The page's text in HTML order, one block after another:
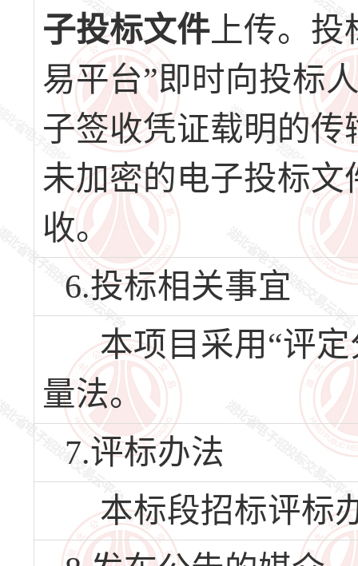
子投标文件 上传。
易平台”即时向投标
子签收凭证载明的
未加密的电子投标文
收。
6.投标相关事宜
本项目采用“评定
量法。
7.评标办法
本标段招标评标